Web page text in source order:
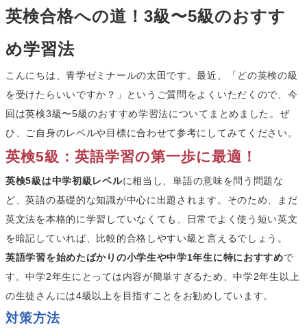
英検合格への道！3級〜5級のおすす
め学習法
こんにちは、青学ゼミナールの太田です。最近、「どの英検の級
を受けたらいいですか？」というご質問をよくいただくので、今
回は英検3級〜5級のおすすめ学習法についてまとめました。ぜ
ひ、ご自身のレベルや目標に合わせて参考にしてみてください。
英検5級：英語学習の第一歩に最適！
英検5級は中学初級レベルに相当し、単語の意味を問う問題な
ど、英語の基礎的な知識が中心に出題されます。そのため、まだ
英文法を本格的に学習していなくても、日常でよく使う短い英文
を暗記していれば、比較的合格しやすい級と言えるでしょう。
英語学習を始めたばかりの小学生や中学1年生に特におすすめで
す。中学2年生にとっては内容が簡単すぎるため、中学2年生以上
の生徒さんには4級以上を目指すことをお勧めしています。
対策方法